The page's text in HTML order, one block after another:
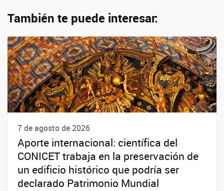
También te puede interesar:
7 de agosto de 2026
Aporte internacional: científica del
CONICET trabaja en la preservación de
un edificio histórico que podría ser
declarado Patrimonio Mundial